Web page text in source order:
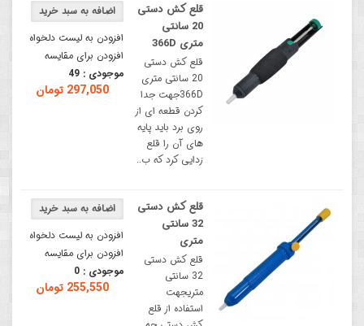
افزودن به لیست دلخواه
افزودن برای مقایسه
موجودی : 49
297,050 تومان
قلع کش دستی
20 سانتی
متری 366D
قلع کش دستی
20 سانتی متری
366Dجهت جدا
کردن قطعه ای از
روی برد باید پایه
های آن را قلع
زدایی کرد که ب..
افزودن به لیست دلخواه
افزودن برای مقایسه
موجودی : 0
255,550 تومان
قلع کش دستی
32 سانتی
متری
قلع کش دستی
32 سانتی
متریجهت
استفاده از قلع